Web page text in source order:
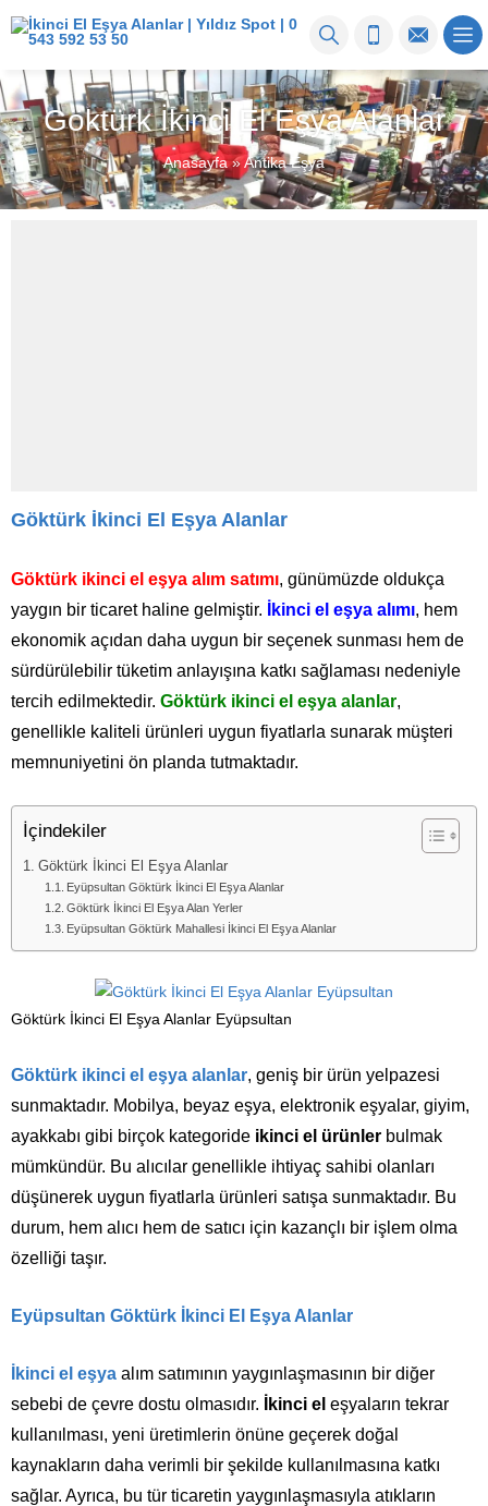
Göktürk İkinci El Eşya Alanlar
Anasayfa»Antika Eşya
Göktürk İkinci El Eşya Alanlar
Göktürk ikinci el eşya alım satımı, günümüzde oldukça
yaygın bir ticaret haline gelmiştir.
İkinci el eşya alımı, hem
ekonomik açıdan daha uygun bir seçenek sunması hem de
sürdürülebilir tüketim anlayışına katkı sağlaması nedeniyle
tercih edilmektedir. Göktürk ikinci el eşya alanlar,
genellikle kaliteli ürünleri uygun fiyatlarla sunarak müşteri
memnuniyetini ön planda tutmaktadır.
İçindekiler
Göktürk İkinci El Eşya Alanlar
Eyüpsultan Göktürk İkinci El Eşya Alanlar
Göktürk İkinci El Eşya Alan Yerler
Eyüpsultan Göktürk Mahallesi İkinci El Eşya Alanlar
Göktürk İkinci El Eşya Alanlar Eyüpsultan
Göktürk ikinci el eşya alanlar, geniş bir ürün yelpazesi
sunmaktadır. Mobilya, beyaz eşya, elektronik eşyalar, giyim,
ayakkabı gibi birçok kategoride ikinci el ürünler bulmak
mümkündür. Bu alıcılar genellikle ihtiyaç sahibi olanları
düşünerek uygun fiyatlarla ürünleri satışa sunmaktadır. Bu
durum, hem alıcı hem de satıcı için kazançlı bir işlem olma
özelliği taşır.
Eyüpsultan Göktürk İkinci El Eşya Alanlar
İkinci el eşya alım satımının yaygınlaşmasının bir diğer
sebebi de çevre dostu olmasıdır.
İkinci el eşyaların tekrar
kullanılması, yeni üretimlerin önüne geçerek doğal
kaynakların daha verimli bir şekilde kullanılmasına katkı
sağlar. Ayrıca, bu tür ticaretin yaygınlaşmasıyla atıkların